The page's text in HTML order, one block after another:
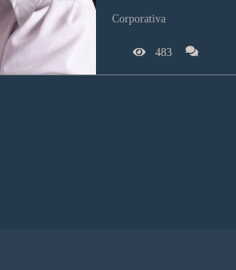
Corporativa
483